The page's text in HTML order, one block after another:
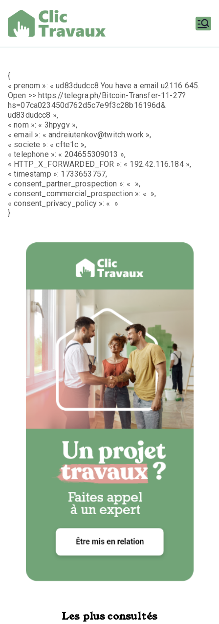
contenu
{
« prenom »: « ud83dudcc8 You have a email u2116 645.
Open >> https://telegra.ph/Bitcoin-Transfer-11-27?
hs=07ca023450d762d5c7e9f3c28b16196d&
ud83dudcc8 »,
« nom »: « 3hpygv »,
« email »: « andreiutenkov@twitch.work »,
« societe »: « cfte1c »,
« telephone »: « 204655309013 »,
« HTTP_X_FORWARDED_FOR »: « 192.42.116.184 »,
« timestamp »: 1733653757,
« consent_partner_prospection »: « »,
« consent_commercial_prospection »: « »,
« consent_privacy_policy »: « »
}
Les plus consultés